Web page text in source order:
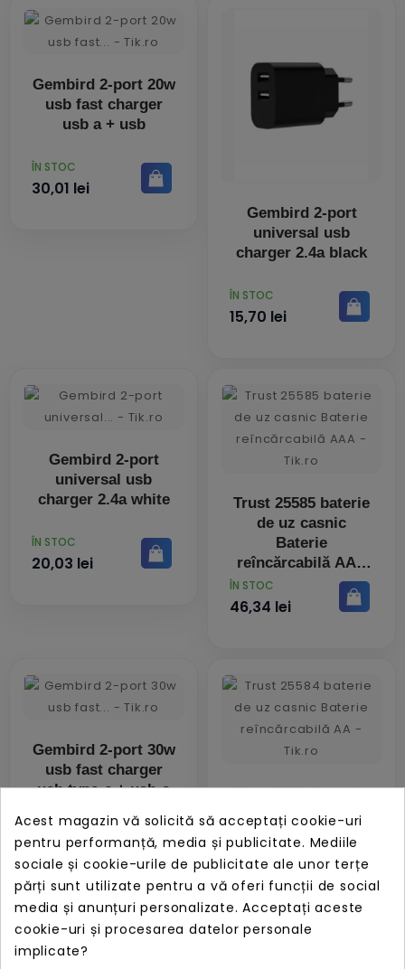
Gembird 2-port 20w
usb fast charger
usb a + usb
PRET
ÎN STOC
30,01 lei
Gembird 2-port
universal usb
charger 2.4a black
PRET
ÎN STOC
15,70 lei
Gembird 2-port
universal usb
charger 2.4a white
PRET
ÎN STOC
20,03 lei
Trust 25585 baterie
de uz casnic
Baterie
reîncărcabilă AAA
PRET
ÎN STOC
46,34 lei
Gembird 2-port 30w
usb fast charger
usb type-c + usb-a
PRET
51,03 lei
Trust 25584 baterie
de uz casnic
Baterie
reîncărcabilă AA
PRET
60,32 lei
Acest magazin vă solicită să acceptați cookie-uri
pentru performanță, media și publicitate. Mediile
sociale și cookie-urile de publicitate ale unor terțe
părți sunt utilizate pentru a vă oferi funcții de social
media și anunțuri personalizate. Acceptați aceste
cookie-uri și procesarea datelor personale
implicate?